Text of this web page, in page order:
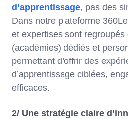
d’apprentissage, pas des
Dans notre plateforme
et expertises sont regroupés
(académies) dédiés et
permettant d’offrir des
d’apprentissage ciblées,
efficaces.
2/ Une stratégie claire